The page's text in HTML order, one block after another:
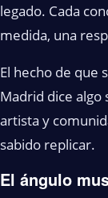
legado. Cada
medida, una
El hecho de que
Madrid dice algo
artista y
sabido replicar.
El ángulo